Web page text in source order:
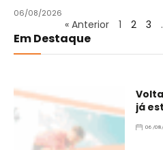
06/08/2026
« Anterior 1 2 3
Em Destaque
já
06/